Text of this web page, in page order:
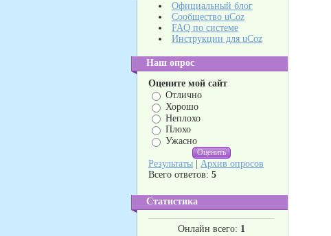
Официальный блог
Сообщество uCoz
FAQ по системе
Инструкции для uCoz
Наш опрос
Оцените мой сайт
Отлично
Хорошо
Неплохо
Плохо
Ужасно
Результаты
Архив опросов
Всего ответов: 5
Статистика
Онлайн всего: 1